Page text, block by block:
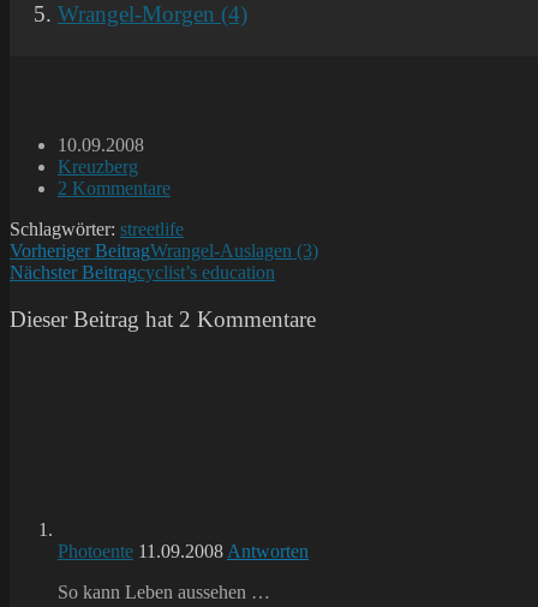
Wrangel-Morgen (4)
Beitrag
veröffentlicht:
10.09.2008
Beitrags-
Kategorie:
Kreuzberg
Beitrags-
2 Kommentare
Schlagwörter: streetlife
Weitere
Artikel
ansehen
Vorheriger BeitragWrangel-Auslagen (3)
Nächster Beitragcyclist’s education
Dieser Beitrag hat 2 Kommentare
Photoente 11.09.2008 Antworten
So kann Leben aussehen …